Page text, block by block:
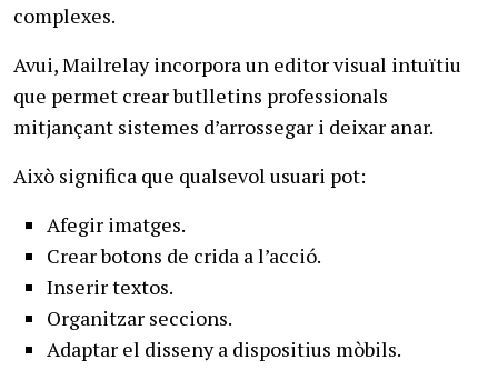
complexes.
Avui, Mailrelay incorpora un editor visual intuïtiu
que permet crear butlletins professionals
mitjançant sistemes d’arrossegar i deixar anar.
Això significa que qualsevol usuari pot:
Afegir imatges.
Crear botons de crida a l’acció.
Inserir textos.
Organitzar seccions.
Adaptar el disseny a dispositius mòbils.